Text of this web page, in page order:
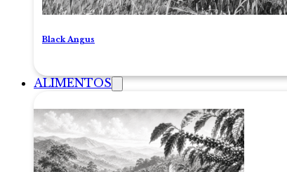
Black Angus
ALIMENTOS